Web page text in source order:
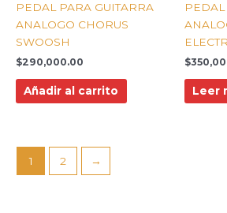
PEDAL PARA GUITARRA
ANALOGO CHORUS
SWOOSH
$290,000.00
Añadir al carrito
PEDAL
$
Leer
1 2 →